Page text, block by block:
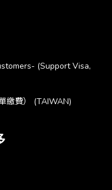
(Support Visa,
繳費） (TAIWAN)